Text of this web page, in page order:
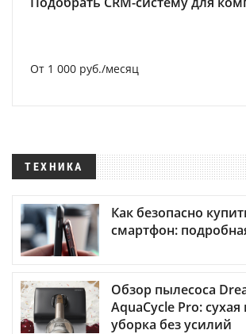
От 1 000 руб./месяц
ТЕХНИКА
Как безопасно
смартфон:
Обзор пылесоса
AquaCycle Pro:
уборка без усилий